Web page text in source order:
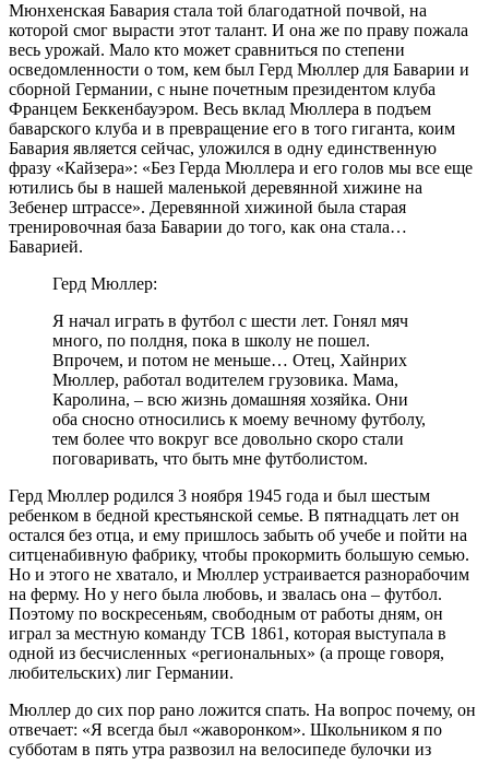
Мюнхенская Бавария стала той благодатной почвой, на
которой смог вырасти этот талант. И она же по праву пожала
весь урожай. Мало кто может сравниться по степени
осведомленности о том, кем был Герд Мюллер для Баварии и
сборной Германии, с ныне почетным президентом клуба
Францем Беккенбауэром. Весь вклад Мюллера в подъем
баварского клуба и в превращение его в того гиганта, коим
Бавария является сейчас, уложился в одну единственную
фразу «Кайзера»: «Без Герда Мюллера и его голов мы все еще
ютились бы в нашей маленькой деревянной хижине на
Зебенер штрассе». Деревянной хижиной была старая
тренировочная база Баварии до того, как она стала…
Баварией.
Герд Мюллер:
Я начал играть в футбол с шести лет. Гонял мяч
много, по полдня, пока в школу не пошел.
Впрочем, и потом не меньше… Отец, Хайнрих
Мюллер, работал водителем грузовика. Мама,
Каролина, – всю жизнь домашняя хозяйка. Они
оба сносно относились к моему вечному футболу,
тем более что вокруг все довольно скоро стали
поговаривать, что быть мне футболистом.
Герд Мюллер родился 3 ноября 1945 года и был шестым
ребенком в бедной крестьянской семье. В пятнадцать лет он
остался без отца, и ему пришлось забыть об учебе и пойти на
ситценабивную фабрику, чтобы прокормить большую семью.
Но и этого не хватало, и Мюллер устраивается разнорабочим
на ферму. Но у него была любовь, и звалась она – футбол.
Поэтому по воскресеньям, свободным от работы дням, он
играл за местную команду ТСВ 1861, которая выступала в
одной из бесчисленных «региональных» (а проще говоря,
любительских) лиг Германии.
Мюллер до сих пор рано ложится спать. На вопрос почему, он
отвечает: «Я всегда был «жаворонком». Школьником я по
субботам в пять утра развозил на велосипеде булочки из